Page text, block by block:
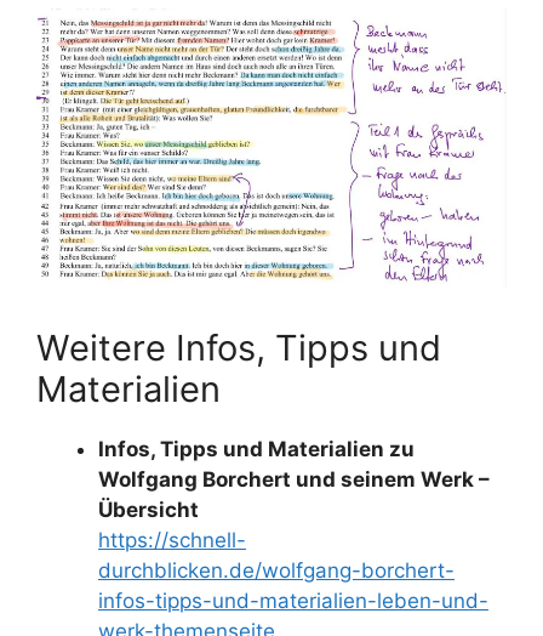
Weitere Infos, Tipps und
Materialien
Infos, Tipps und Materialien zu
Wolfgang Borchert und seinem Werk –
Übersicht
https://schnell-
durchblicken.de/wolfgang-borchert-
infos-tipps-und-materialien-leben-und-